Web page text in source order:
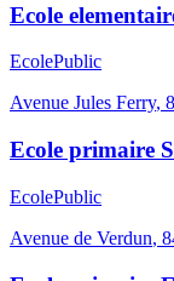
Ecole
EcolePublic
Avenue Jules Ferry,
Ecole primaire
EcolePublic
Avenue de Verdun,